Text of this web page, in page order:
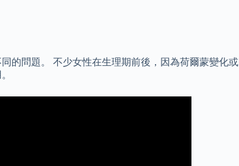
的問題。 不少女性在生理期前後，因為荷爾蒙變化